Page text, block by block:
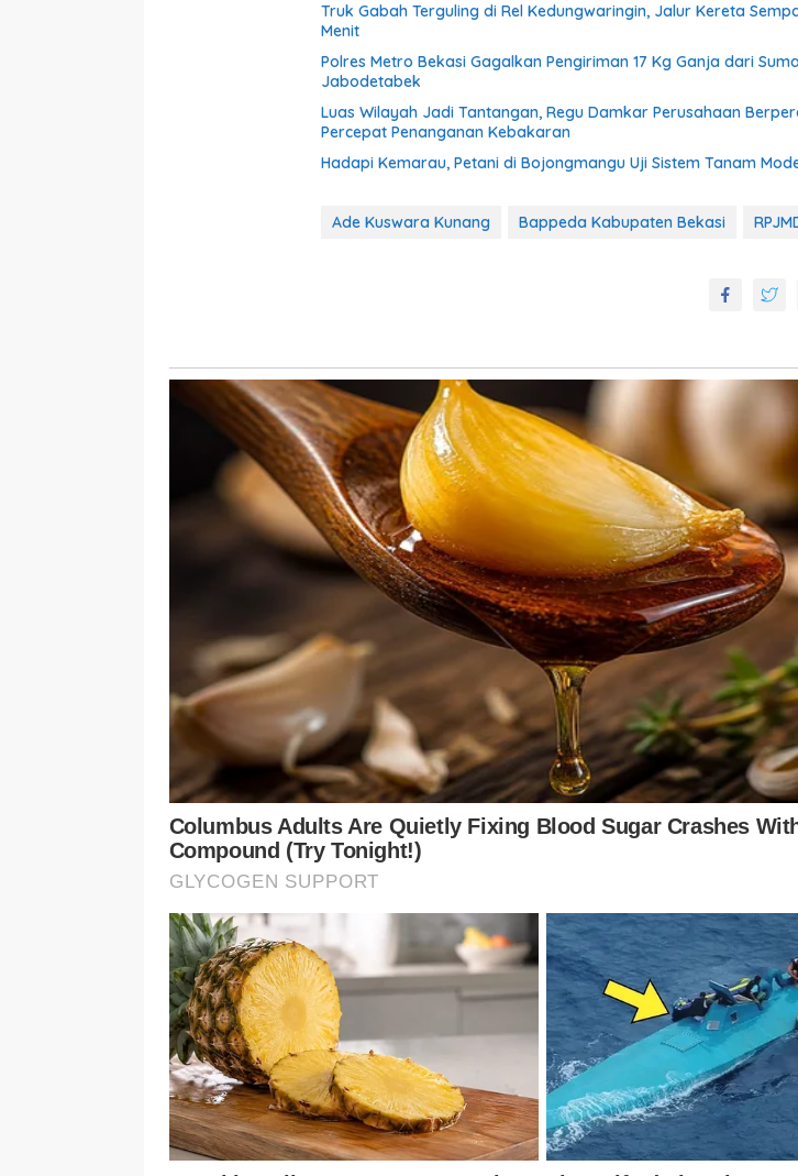
Truk Gabah Terguling di Rel Kedungwaringin, Jalur Kereta
Menit
Polres Metro Bekasi Gagalkan Pengiriman 17 Kg Ganja dari
Jabodetabek
Luas Wilayah Jadi Tantangan, Regu Damkar Perusahaan
Percepat Penanganan Kebakaran
Hadapi Kemarau, Petani di Bojongmangu Uji Sistem Tanam
Ade Kuswara Kunang Bappeda Kabupaten Bekasi